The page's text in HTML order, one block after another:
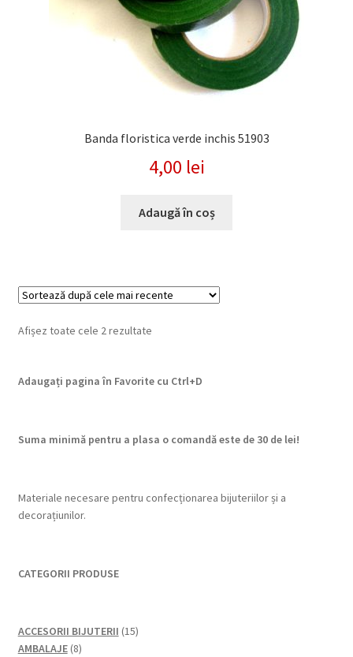
Banda floristica verde inchis 51903
4,00 lei
Adaugă în coș
Afișez toate cele 2 rezultateSortat
mai
Adaugați pagina în Favorite cu Ctrl+D
Suma minimă pentru a plasa o comandă este de 30 de lei!
Materiale necesare pentru confecționarea bijuteriilor și a
decorațiunilor.
CATEGORII PRODUSE
ACCESORII BIJUTERII 1515
AMBALAJE 88